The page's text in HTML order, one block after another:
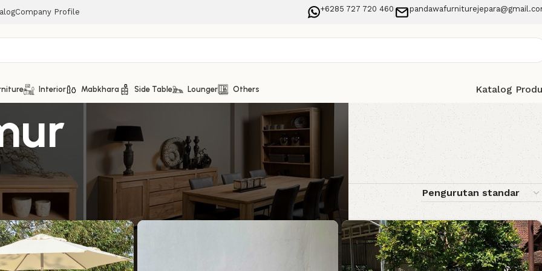
Company Profile +6285 727 720 460
Interior Mabkhara Side Table Lounger Others Katalog